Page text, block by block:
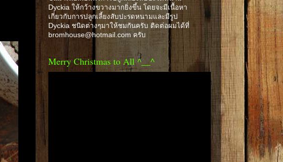
Dyckia ให้กว้างขวางมากยิ่งขึ้น โดยจะมีเนื้อหา
เกี่ยวกับการปลูกเลี้ยงสับปะรดหนามและมีรูป
Dyckia ชนิดต่างๆมาให้ชมกันครับ ติดต่อผมได้ที่
bromhouse@hotmail.com ครับ
Merry Christmas to All ^__^